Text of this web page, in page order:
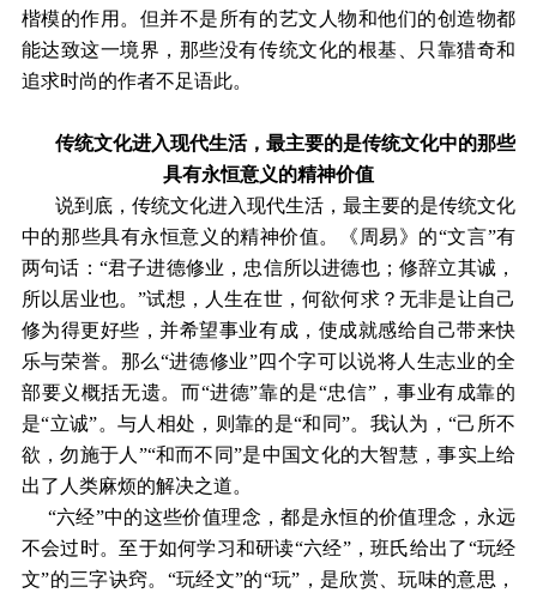
楷模的作用。但并不是所有的艺文人物和他们的创造物都
能达致这一境界，那些没有传统文化的根基、只靠猎奇和
追求时尚的作者不足语此。
传统文化进入现代生活，最主要的是传统文化中的那些
具有永恒意义的精神价值
说到底，传统文化进入现代生活，最主要的是传统文化
中的那些具有永恒意义的精神价值。《周易》的“文言”有
两句话：“君子进德修业，忠信所以进德也；修辞立其诚，
所以居业也。”试想，人生在世，何欲何求？无非是让自己
修为得更好些，并希望事业有成，使成就感给自己带来快
乐与荣誉。那么“进德修业”四个字可以说将人生志业的全
部要义概括无遗。而“进德”靠的是“忠信”，事业有成靠的
是“立诚”。与人相处，则靠的是“和同”。我认为，“己所不
欲，勿施于人”“和而不同”是中国文化的大智慧，事实上给
出了人类麻烦的解决之道。
“六经”中的这些价值理念，都是永恒的价值理念，永远
不会过时。至于如何学习和研读“六经”，班氏给出了“玩经
文”的三字诀窍。“玩经文”的“玩”，是欣赏、玩味的意思，